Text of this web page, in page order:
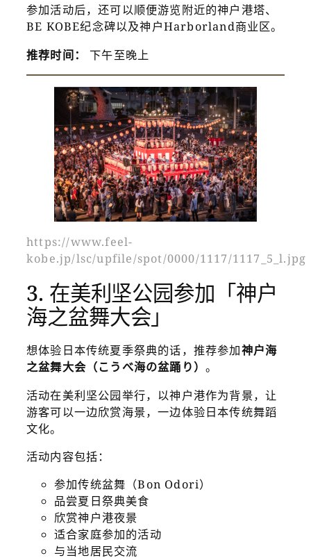
参加活动后，还可以顺便游览附近的神户港塔、
BE KOBE纪念碑以及神户Harborland商业区。
推荐时间：
下午至晚上
https://www.feel-
kobe.jp/lsc/upfile/spot/0000/1117/1117_5_l.jpg
3. 在美利坚公园参加「神户
海之盆舞大会」
想体验日本传统夏季祭典的话，推荐参加神户海
之盆舞大会（こうべ海の盆踊り） 。
活动在美利坚公园举行，以神户港作为背景，让
游客可以一边欣赏海景，一边体验日本传统舞蹈
文化。
活动内容包括：
参加传统盆舞（Bon Odori）
品尝夏日祭典美食
欣赏神户港夜景
适合家庭参加的活动
与当地居民交流